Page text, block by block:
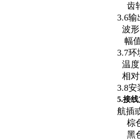
齿
3.6输
波
幅
3.7环
温
相
3.8安
5.接
航插
棕
黑